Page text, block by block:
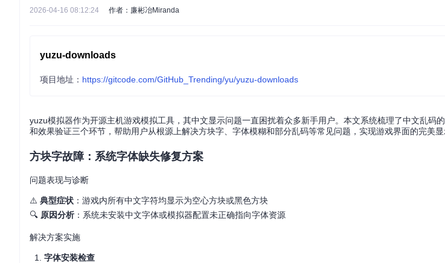
2026-04-16 08:12:24 作者：廉彬冶Miranda
yuzu-downloads
项目地址： https://gitcode.com/GitHub_Trending/yu/yuzu-downloads
yuzu模拟器作为开源主机游戏模拟工具，其中文显示问题一直困扰着众多新手用户。本文系统梳理了中文乱码
和效果验证三个环节，帮助用户从根源上解决方块字、字体模糊和部分乱码等常见问题，实现游戏界面的完美显
方块字故障：系统字体缺失修复方案
问题表现与诊断
⚠️ 典型症状 ：游戏内所有中文字符均显示为空心方块或黑色方块
🔍 原因分析：系统未安装中文字体或模拟器配置未正确指向字体资源
解决方案实施
字体安装检查